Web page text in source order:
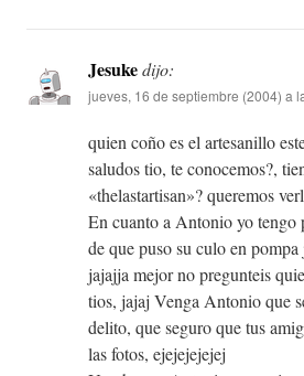
Jesukedijo:
jueves, 16 de septiembre (2004) a
quien coño es el artesanillo
saludos tio, te conocemos?,
«thelastartisan»? queremos
En cuanto a Antonio yo tengo
de que puso su culo en
jajajja mejor no pregunteis
tios, jajaj Venga Antonio que
delito, que seguro que tus
las fotos, ejejejejejej